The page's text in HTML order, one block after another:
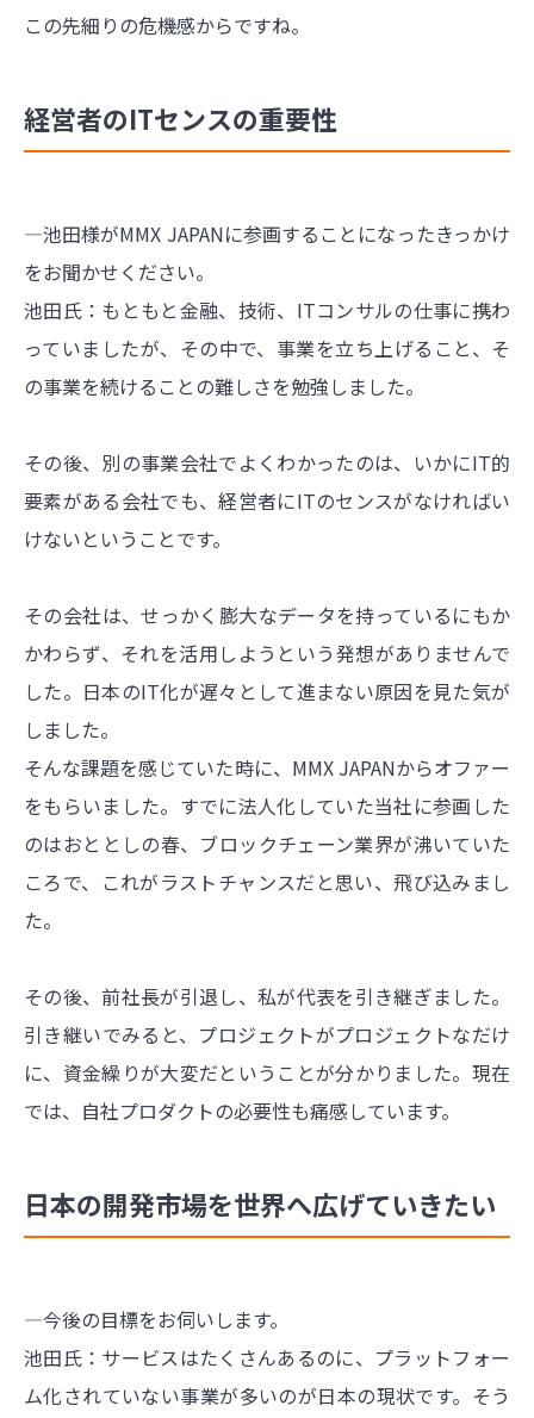
この先細りの危機感からですね。
経営者のITセンスの重要性
―池田様がMMX JAPANに参画することになったきっかけ
をお聞かせください。
池田氏：もともと金融、技術、ITコンサルの仕事に携わ
っていましたが、その中で、事業を立ち上げること、そ
の事業を続けることの難しさを勉強しました。
その後、別の事業会社でよくわかったのは、いかにIT的
要素がある会社でも、経営者にITのセンスがなければい
けないということです。
その会社は、せっかく膨大なデータを持っているにもか
かわらず、それを活用しようという発想がありませんで
した。日本のIT化が遅々として進まない原因を見た気が
しました。
そんな課題を感じていた時に、MMX JAPANからオファー
をもらいました。すでに法人化していた当社に参画した
のはおととしの春、ブロックチェーン業界が沸いていた
ころで、これがラストチャンスだと思い、飛び込みまし
た。
その後、前社長が引退し、私が代表を引き継ぎました。
引き継いでみると、プロジェクトがプロジェクトなだけ
に、資金繰りが大変だということが分かりました。現在
では、自社プロダクトの必要性も痛感しています。
日本の開発市場を世界へ広げていきたい
―今後の目標をお伺いします。
池田氏：サービスはたくさんあるのに、プラットフォー
ム化されていない事業が多いのが日本の現状です。そう